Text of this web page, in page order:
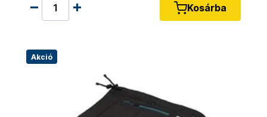
Kosárba
Akció